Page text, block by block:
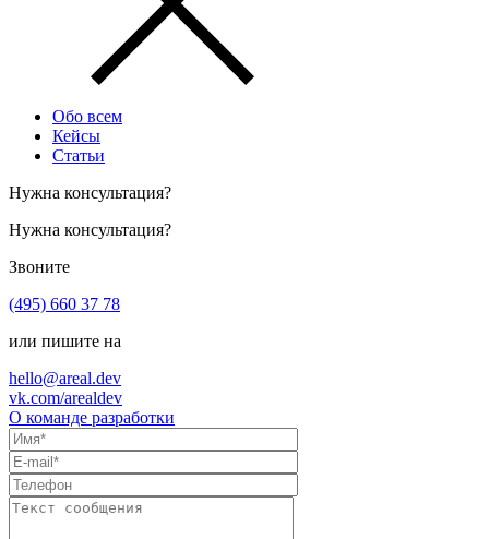
Обо всем
Кейсы
Статьи
Нужна консультация?
Нужна консультация?
Звоните
(495) 660 37 78
или пишите на
hello@areal.dev
vk.com/arealdev
О команде разработки